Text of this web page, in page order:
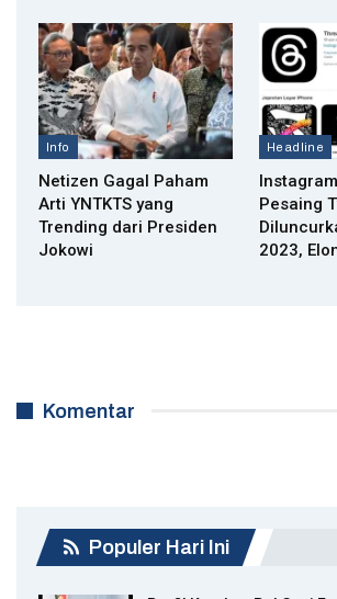
Info
Netizen Gagal Paham
Arti YNTKTS yang
Trending dari Presiden
Jokowi
Headline
Pesaing
2023,
Komentar
Populer Hari Ini